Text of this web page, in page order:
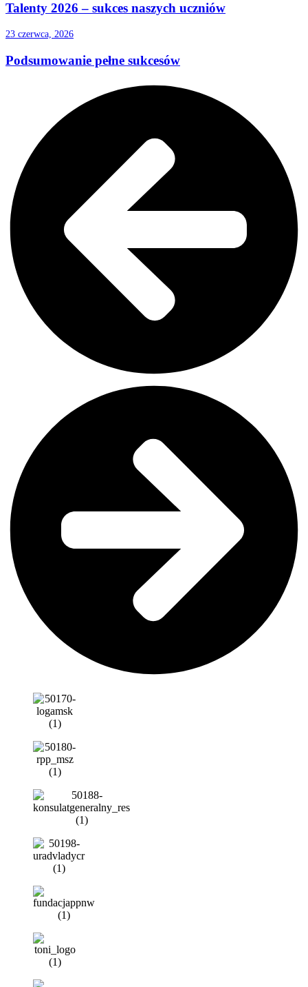
Talenty 2026 – sukces naszych uczniów
23 czerwca, 2026
Podsumowanie pełne sukcesów